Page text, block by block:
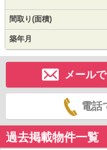
間取り(面積)
築年月
メール
電話
過去掲載物件一覧